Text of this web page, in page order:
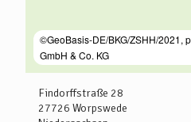
Findorffstraße 28
27726 Worpswede